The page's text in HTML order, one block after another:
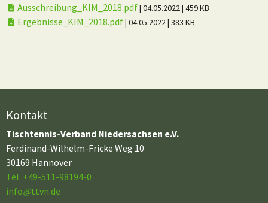
Ausschreibung_KIM_2018.pdf| 04.05.2022| 459 KB
Ergebnisse_KIM_2018.pdf| 04.05.2022| 383 KB
Kontakt
Tischtennis-Verband Niedersachsen e.V.
Ferdinand-Wilhelm-Fricke Weg 10
30169 Hannover
Tel. +49-511-98194-0
info@ttvn.de